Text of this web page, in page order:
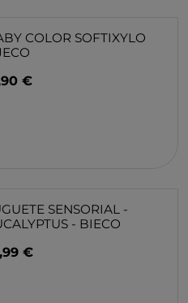
COLOR SOFTIXYLO
€
SENSORIAL -
- BIECO
€